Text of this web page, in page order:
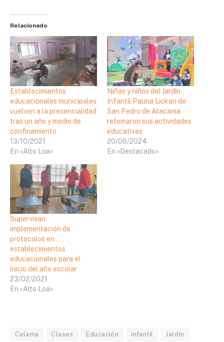
Relacionado
Establecimientos
educacionales municipales
vuelven a la presencialidad
tras un año y medio de
confinamiento
13/10/2021
En «Alto Loa»
Niñas y niños del Jardín
Infantil Pauna Lickan de
San Pedro de Atacama
retomaron sus actividades
educativas
20/06/2024
En «Destacado»
Supervisan
implementación de
protocolos en
establecimientos
educacionales para el
inicio del año escolar
23/02/2021
En «Alto Loa»
Calama Clases Educación infantil Jardín